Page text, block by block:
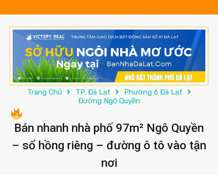
Trang Chủ TP. Đà Lạt
Phường 6 Đà Lạt
Đường Ngô Quyền
Bán nhanh nhà phố 97m² Ngô Quyền
– sổ hồng riêng – đường ô tô vào tận
nơi